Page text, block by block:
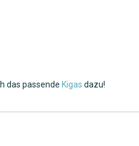
das passende Kigas dazu!